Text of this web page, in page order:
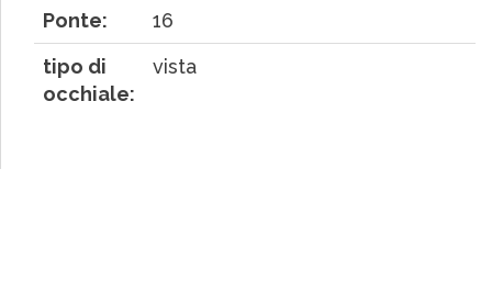
Ponte:
16
tipo di
occhiale:
vista